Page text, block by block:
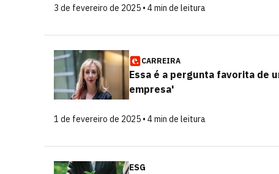
3 de fevereiro de 2025 • 4 min de leitura
CARREIRA
Essa é a pergunta favorita de
empresa'
1 de fevereiro de 2025 • 4 min de leitura
ESG